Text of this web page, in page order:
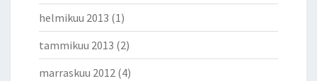
helmikuu 2013 (1)
tammikuu 2013 (2)
marraskuu 2012 (4)